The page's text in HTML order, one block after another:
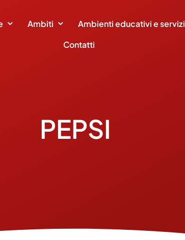
Ambiti Ambienti educativi e servizi
Contatti
PEPSI